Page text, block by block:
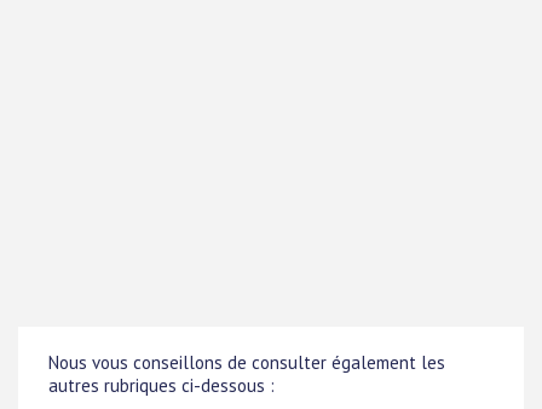
Nous vous conseillons de consulter également les
autres rubriques ci-dessous :